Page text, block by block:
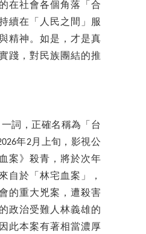
在社會各個角落「合
續在「人民之間」服
精神。如是，才是真
踐，對民族團結的推
詞，正確名稱為「台
年2月上旬，影視公
案》殺青，將於次年
自於「林宅血案」，
的重大兇案，遭殺害
政治受難人林義雄的
此本案有著相當濃厚